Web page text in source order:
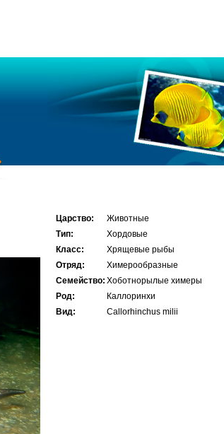
Царство:
Животные
Тип:
Хордовые
Класс:
Хрящевые рыбы
Отряд:
Химерообразные
Семейство: Хоботнорылые химеры
Род:
Каллоринхи
Вид:
Callorhinchus milii